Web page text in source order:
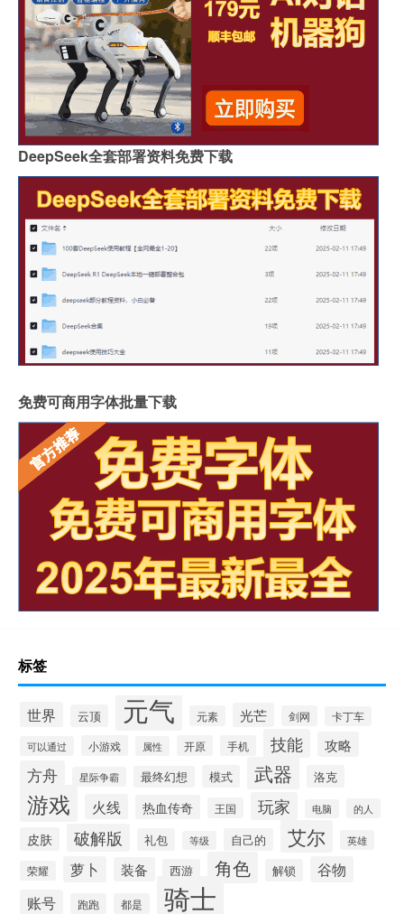
DeepSeek全套部署资料免费下载
免费可商用字体批量下载
标签
世界 云顶 元气 元素 光芒 剑网 卡丁车
可以通过 小游戏 属性 开原 手机 技能 攻略
方舟 星际争霸 最终幻想 模式 武器 洛克
游戏 火线 热血传奇 王国 玩家 电脑 的人
皮肤 破解版 礼包 等级 自己的 艾尔 英雄
荣耀 萝卜 装备 西游 角色 解锁 谷物
账号 跑跑 都是 骑士